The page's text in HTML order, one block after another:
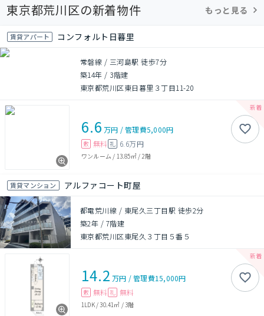
東京都荒川区の新着物件 もっと見る
賃貸アパート コンフォルト日暮里
常磐線 / 三河島駅 徒歩7分
築14年 / 3階建
東京都荒川区東日暮里３丁目11-20
6.6 万円 /管理費5,000円
敷 無料 礼 6.6万円
ワンルーム / 13.85㎡/ 2階
賃貸マンション アルファコート町屋
都電荒川線 / 東尾久三丁目駅 徒歩2分
築2年 / 7階建
東京都荒川区東尾久３丁目５番５
14.2 万円 /管理費15,000円
敷 無料 礼 無料
1LDK/30.41㎡ /3階